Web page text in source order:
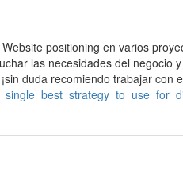
positioning en varios
las necesidades del negocio
duda recomiendo trabajar con